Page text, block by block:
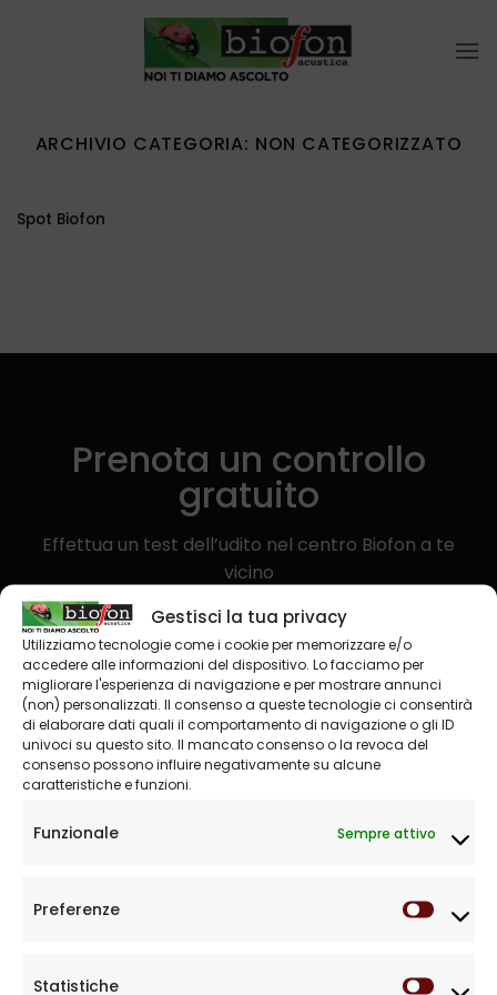
Gestisci la tua privacy
Utilizziamo tecnologie come i cookie per memorizzare e/o
accedere alle informazioni del dispositivo. Lo facciamo per
migliorare l'esperienza di navigazione e per mostrare annunci
(non) personalizzati. Il consenso a queste tecnologie ci consentirà
di elaborare dati quali il comportamento di navigazione o gli ID
univoci su questo sito. Il mancato consenso o la revoca del
consenso possono influire negativamente su alcune
caratteristiche e funzioni.
Funzionale Sempre attivo
Preferenze
Statistiche
ARCHIVIO CATEGORIA: NON CATEGORIZZATO
Spot Biofon
Prenota un controllo
gratuito
Effettua un test dell’udito nel centro Biofon a te
vicino
Prenota
cura dell'udito. Vendita Apparecchi Acustici, per tutti
nostri centri sono autorizzati alla vendita di protesi
Mondo Biofon